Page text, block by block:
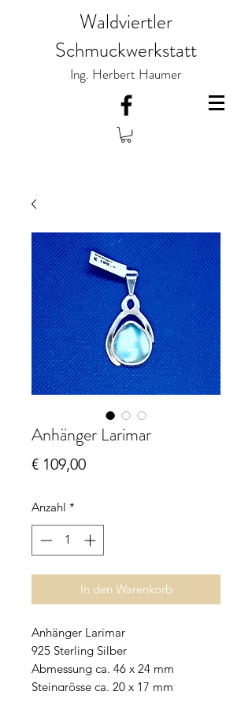
Waldviertler
Schmuckwerkstatt
Ing. Herbert Haumer
Anhänger Larimar
€ 109,00Preis
Anzahl *
In den Warenkorb
Anhänger Larimar
925 Sterling Silber
Abmessung ca. 46 x 24 mm
Steingrösse ca. 20 x 17 mm